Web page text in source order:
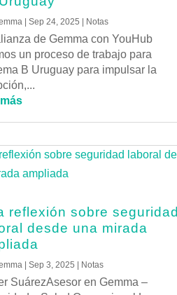
| Sep 24, 2025 | Notas
de Gemma con YouHub
un proceso de trabajo para
B Uruguay para impulsar la
reflexión sobre seguridad
desde una mirada
| Sep 3, 2025 Notas
SuárezAsesor en Gemma –